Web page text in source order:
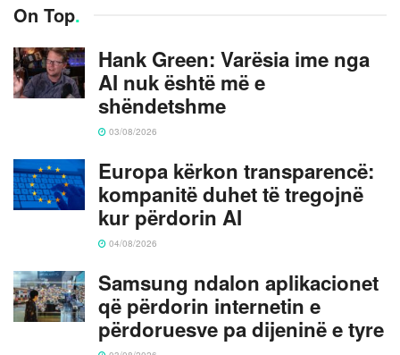
On Top.
Hank Green: Varësia ime nga
AI nuk është më e
shëndetshme
03/08/2026
Europa kërkon transparencë:
kompanitë duhet të tregojnë
kur përdorin AI
04/08/2026
Samsung ndalon aplikacionet
që përdorin internetin e
përdoruesve pa dijeninë e tyre